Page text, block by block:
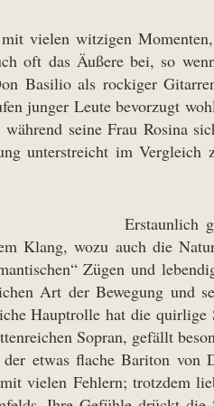
vielen witzigen
oft das Äußere bei, so
Basilio als rockiger
junger Leute bevorzugt
seine Frau Rosina
unterstreicht im
Erstaunlich
Klang, wozu auch die
Zügen und
Art der Bewegung und
Hauptrolle hat die
Sopran, gefällt
etwas flache Bariton
vielen Fehlern; trotzdem